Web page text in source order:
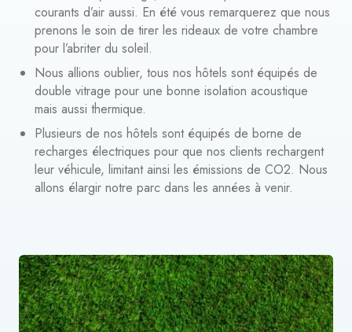
courants d’air aussi. En été vous remarquerez que nous
prenons le soin de tirer les rideaux de votre chambre
pour l’abriter du soleil.
Nous allions oublier, tous nos hôtels sont équipés de
double vitrage pour une bonne isolation acoustique
mais aussi thermique.
Plusieurs de nos hôtels sont équipés de borne de
recharges électriques pour que nos clients rechargent
leur véhicule, limitant ainsi les émissions de CO2. Nous
allons élargir notre parc dans les années à venir.